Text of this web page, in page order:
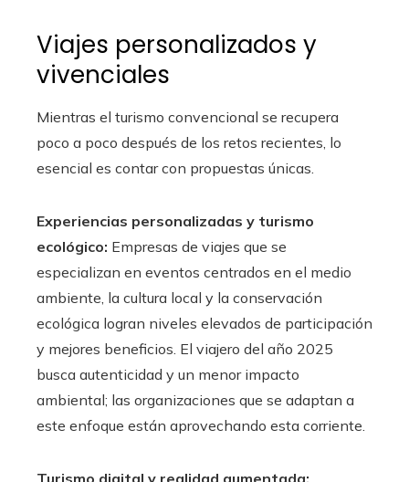
Viajes personalizados y
vivenciales
Mientras el turismo convencional se recupera
poco a poco después de los retos recientes, lo
esencial es contar con propuestas únicas.
Experiencias personalizadas y turismo
ecológico: Empresas de viajes que se
especializan en eventos centrados en el medio
ambiente, la cultura local y la conservación
ecológica logran niveles elevados de participación
y mejores beneficios. El viajero del año 2025
busca autenticidad y un menor impacto
ambiental; las organizaciones que se adaptan a
este enfoque están aprovechando esta corriente.
Turismo digital y realidad aumentada: